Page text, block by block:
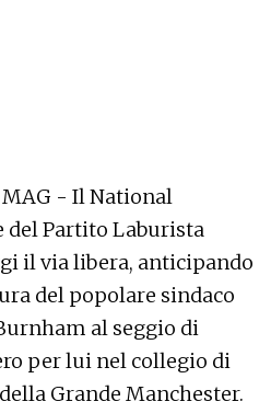
MAG - Il National
del Partito Laburista
il via libera, anticipando
del popolare sindaco
al seggio di
per lui nel collegio di
Grande Manchester.